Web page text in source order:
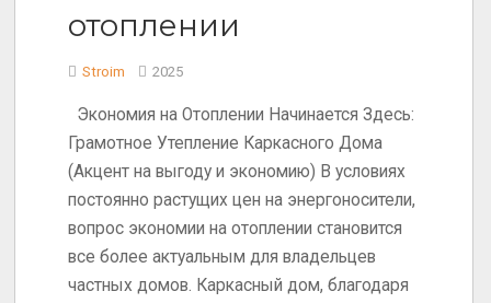
отоплении
Stroim 2025
Экономия на Отоплении Начинается Здесь:
Грамотное Утепление Каркасного Дома
(Акцент на выгоду и экономию) В условиях
постоянно растущих цен на энергоносители,
вопрос экономии на отоплении становится
все более актуальным для владельцев
частных домов. Каркасный дом, благодаря